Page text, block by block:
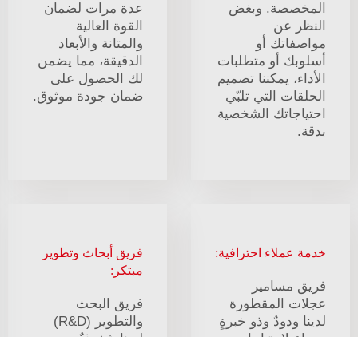
المخصصة. وبغض
النظر عن
مواصفاتك أو
أسلوبك أو متطلبات
الأداء، يمكننا تصميم
الحلقات التي تلبّي
احتياجاتك الشخصية
بدقة.
عدة مرات لضمان
القوة العالية
والمتانة والأبعاد
الدقيقة، مما يضمن
لك الحصول على
ضمان جودة موثوق.
خدمة عملاء احترافية:
فريق مسامير
عجلات المقطورة
لدينا ودودٌ وذو خبرةٍ
فريق أبحاث وتطوير
مبتكر:
فريق البحث
والتطوير (R&D)